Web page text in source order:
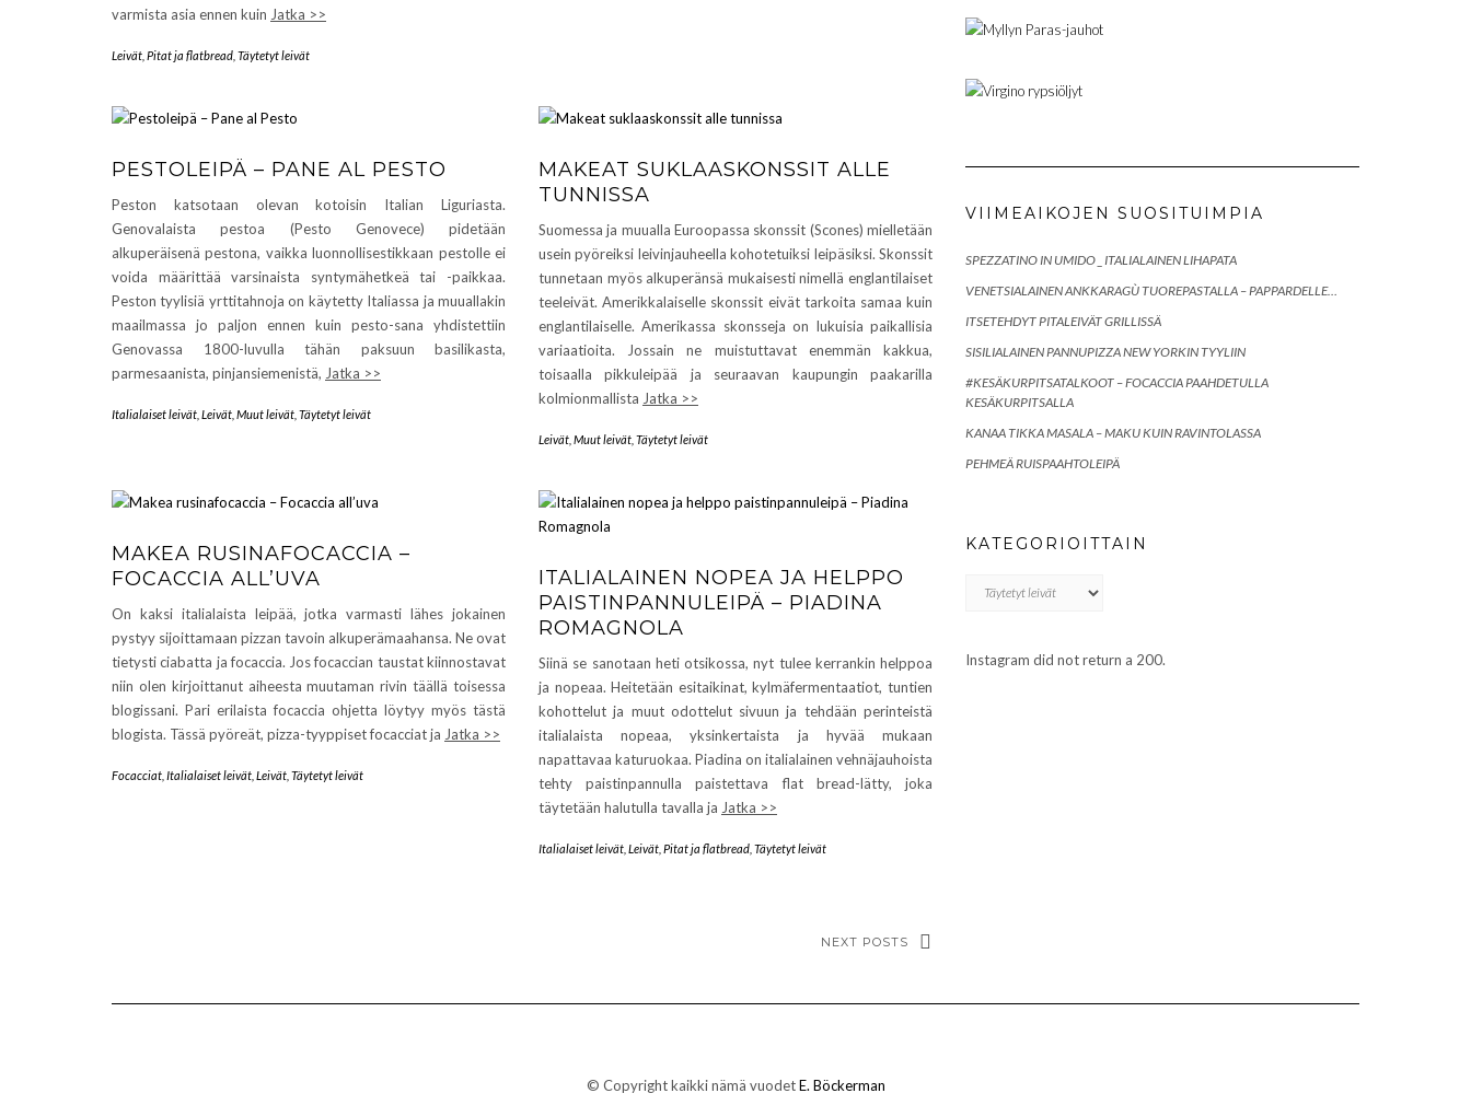
varmista asia ennen kuin Jatka >>
Leivät Pitat ja flatbread Täytetyt leivät
PESTOLEIPÄ – PANE AL PESTO
Peston katsotaan olevan kotoisin Italian Liguriasta.
Genovalaista pestoa (Pesto Genovece) pidetään
alkuperäisenä pestona, vaikka luonnollisestikkaan pestolle ei
voida määrittää varsinaista syntymähetkeä tai -paikkaa.
Peston tyylisiä yrttitahnoja on käytetty Italiassa ja muuallakin
maailmassa jo paljon ennen kuin pesto-sana yhdistettiin
Genovassa 1800-luvulla tähän paksuun basilikasta,
parmesaanista, pinjansiemenistä, Jatka >>
Italialaiset leivät Leivät Muut leivät Täytetyt leivät
MAKEAT SUKLAASKONSSIT ALLE
TUNNISSA
Suomessa ja muualla Euroopassa skonssit (Scones) mielletään
usein pyöreiksi leivinjauheella kohotetuiksi leipäsiksi. Skonssit
tunnetaan myös alkuperänsä mukaisesti nimellä englantilaiset
teeleivät. Amerikkalaiselle skonssit eivät tarkoita samaa kuin
englantilaiselle. Amerikassa skonsseja on lukuisia paikallisia
variaatioita. Jossain ne muistuttavat enemmän kakkua,
toisaalla pikkuleipää ja seuraavan kaupungin paakarilla
kolmionmallista Jatka >>
Leivät Muut leivät Täytetyt leivät
MAKEA RUSINAFOCACCIA –
FOCACCIA ALL’UVA
On kaksi italialaista leipää, jotka varmasti lähes jokainen
pystyy sijoittamaan pizzan tavoin alkuperämaahansa. Ne ovat
tietysti ciabatta ja focaccia. Jos focaccian taustat kiinnostavat
niin olen kirjoittanut aiheesta muutaman rivin täällä toisessa
blogissani. Pari erilaista focaccia ohjetta löytyy myös tästä
blogista. Tässä pyöreät, pizza-tyyppiset focacciat ja Jatka >>
Focacciat Italialaiset leivät Leivät Täytetyt leivät
ITALIALAINEN NOPEA JA HELPPO
PAISTINPANNULEIPÄ – PIADINA
ROMAGNOLA
Siinä se sanotaan heti otsikossa, nyt tulee kerrankin helppoa
ja nopeaa. Heitetään esitaikinat, kylmäfermentaatiot, tuntien
kohottelut ja muut odottelut sivuun ja tehdään perinteistä
italialaista nopeaa, yksinkertaista ja hyvää mukaan
napattavaa katuruokaa. Piadina on italialainen vehnäjauhoista
tehty paistinpannulla paistettava flat bread-lätty, joka
täytetään halutulla tavalla ja Jatka >>
Italialaiset leivät Leivät Pitat ja flatbread Täytetyt leivät
NEXT POSTS
VIIMEAIKOJEN SUOSITUIMPIA
SPEZZATINO IN UMIDO _ ITALIALAINEN LIHAPATA
VENETSIALAINEN ANKKARAGÙ TUOREPASTALLA – PAPPARDELLE…
ITSETEHDYT PITALEIVÄT GRILLISSÄ
SISILIALAINEN PANNUPIZZA NEW YORKIN TYYLIIN
#KESÄKURPITSATALKOOT – FOCACCIA PAAHDETULLA
KESÄKURPITSALLA
KANAA TIKKA MASALA – MAKU KUIN RAVINTOLASSA
PEHMEÄ RUISPAAHTOLEIPÄ
KATEGORIOITTAIN
Instagram did not return a 200.
© Copyright kaikki nämä vuodetE. Böckerman